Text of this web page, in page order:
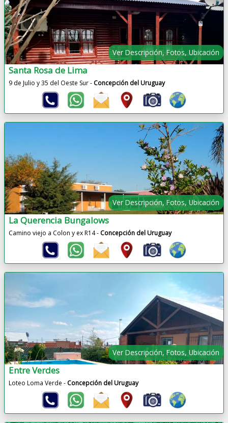
Ver Descripción, Fotos, Ubicación
Santa Rosa de Lima
9 de Julio y 35 del Oeste Sur - Concepción del Uruguay
Ver Descripción, Fotos, Ubicación
La Querencia Bungalows
Camino viejo a Colon y ex R14 - Concepción del Uruguay
Ver Descripción, Fotos, Ubicación
Entre Verdes
Loteo Loma Verde - Concepción del Uruguay